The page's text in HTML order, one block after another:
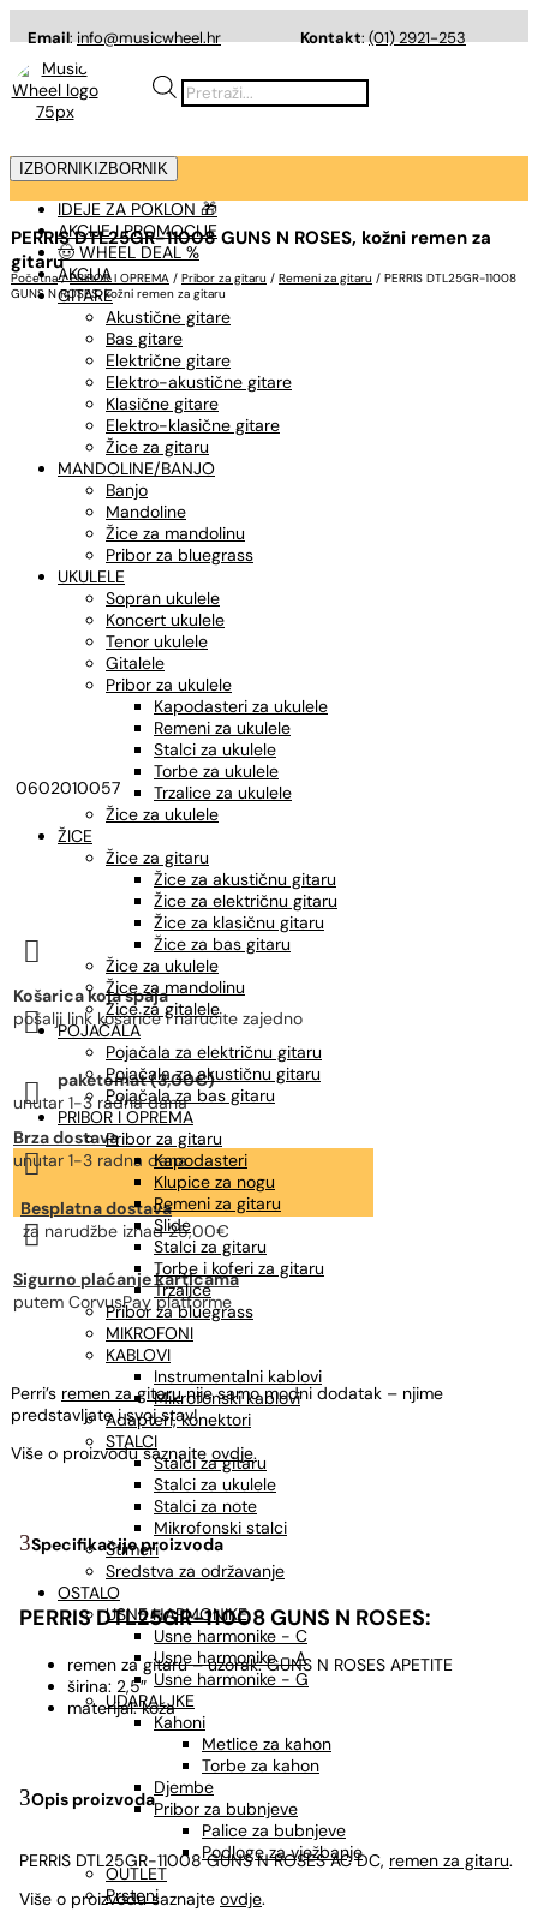
Email:info@musicwheel.hr Kontakt:(01) 2921-253
Products
search
IZBORNIK IZBORNIK
IDEJE ZA POKLON 🎁
AKCIJE I PROMOCIJE
🤠 WHEEL DEAL %
AKCIJA
GITARE
Akustične gitare
Bas gitare
Električne gitare
Elektro-akustične gitare
Klasične gitare
Elektro-klasične gitare
Žice za gitaru
MANDOLINE/BANJO
Banjo
Mandoline
Žice za mandolinu
Pribor za bluegrass
UKULELE
Sopran ukulele
Koncert ukulele
Tenor ukulele
Gitalele
Pribor za ukulele
Kapodasteri za ukulele
Remeni za ukulele
Stalci za ukulele
Torbe za ukulele
Trzalice za ukulele
Žice za ukulele
ŽICE
Žice za gitaru
Žice za akustičnu gitaru
Žice za električnu gitaru
Žice za klasičnu gitaru
Žice za bas gitaru
Žice za ukulele
Žice za mandolinu
Žice za gitalele
POJAČALA
Pojačala za električnu gitaru
Pojačala za akustičnu gitaru
Pojačala za bas gitaru
PRIBOR I OPREMA
Pribor za gitaru
Kapodasteri
Klupice za nogu
Remeni za gitaru
Slide
Stalci za gitaru
Torbe i koferi za gitaru
Trzalice
Pribor za bluegrass
MIKROFONI
KABLOVI
Instrumentalni kablovi
Mikrofonski kablovi
Adapteri, konektori
STALCI
Stalci za gitaru
Stalci za ukulele
Stalci za note
Mikrofonski stalci
Štimeri
Sredstva za održavanje
OSTALO
USNE HARMONIKE
Usne harmonike - C
Usne harmonike - A
Usne harmonike - G
UDARALJKE
Kahoni
Metlice za kahon
Torbe za kahon
Djembe
Pribor za bubnjeve
Palice za bubnjeve
Podloge za vježbanje
OUTLET
Prsteni
PERRIS DTL25GR-11008 GUNS N ROSES, kožni remen za
gitaru
Početna/PRIBOR I OPREMA / Pribor za gitaru / Remeni za gitaru / PERRIS DTL25GR-11008
GUNS N ROSES, kožni remen za gitaru
0602010057

Košarica koja spaja
pošalji link košarice i naručite zajedno

paketomat (3,00€)
unutar 1-3 radna dana

Brza dostava
unutar 1-3 radna dana

Besplatna dostava
za narudžbe iznad 25,00€

Sigurno plaćanje karticama
putem CorvusPay platforme
Perri’s remen za gitarunije samo modni dodatak – njime
predstavljate i svoj stav!
Više o proizvodu saznajte ovdje.
Specifikacije proizvoda
PERRIS DTL25GR-11008 GUNS N ROSES:
remen za gitaru – uzorak: GUNS N ROSES APETITE
širina: 2,5″
materijal: koža
Opis proizvoda
PERRIS DTL25GR-11008 GUNS N ROSES AC DC, remen za gitaru.
Više o proizvodu saznajte ovdje.